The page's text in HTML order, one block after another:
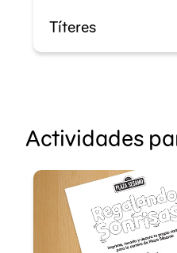
Títeres
Actividades